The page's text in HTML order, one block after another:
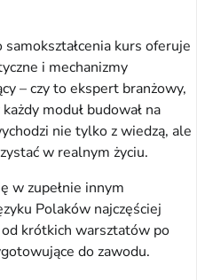
kurs oferuje
i mechanizmy
– czy to ekspert branżowy,
moduł budował na
nie tylko z wiedzą, ale
w realnym życiu.
w zupełnie innym
Polaków najczęściej
od krótkich warsztatów po
do zawodu.